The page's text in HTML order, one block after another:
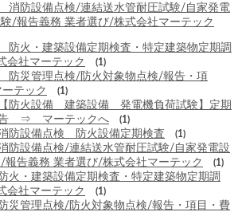
消防設備点検/連結送水管耐圧試験/自家発電
/報告義務 業者選び/株式会社マーテック
火・建築設備定期検査・特定建築物定期調
会社マーテック
(1)
防災管理点検/防火対象物点検/報告・項
テック
(1)
防火設備 建築設備 発電機負荷試験】定期
告 ⇒ マーテックへ
(1)
防設備点検 防火設備定期検査 (1)
防設備点検/連結送水管耐圧試験/自家発電設
報告義務 業者選び/株式会社マーテック
(1)
・建築設備定期検査・特定建築物定期調
会社マーテック
(1)
災管理点検/防火対象物点検/報告・項目・費